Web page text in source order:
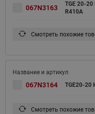
067N3163
TGE 20-
R410A
Смотреть похожие
067N3164 TGE20-20
Смотреть похожие